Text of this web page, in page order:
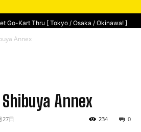
Go-Kart Thru [ Tokyo / Osaka / Okinawa! ]
Annex
Shibuya Annex
27日 0
234